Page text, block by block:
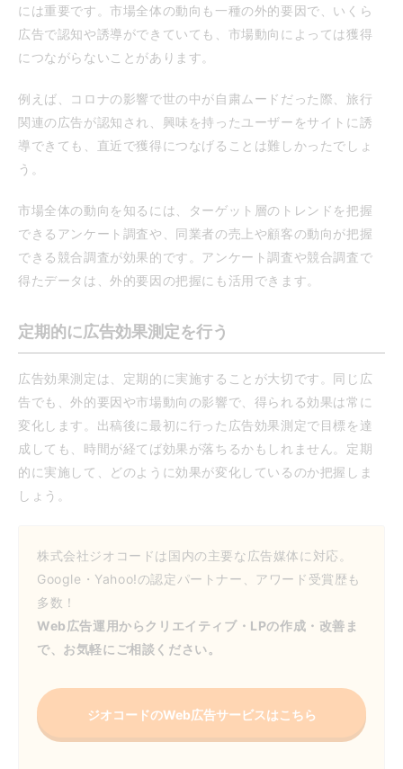
には重要です。市場全体の動向も一種の外的要因で、いくら
広告で認知や誘導ができていても、市場動向によっては獲得
につながらないことがあります。
例えば、コロナの影響で世の中が自粛ムードだった際、旅行
関連の広告が認知され、興味を持ったユーザーをサイトに誘
導できても、直近で獲得につなげることは難しかったでしょ
う。
市場全体の動向を知るには、ターゲット層のトレンドを把握
できるアンケート調査や、同業者の売上や顧客の動向が把握
できる競合調査が効果的です。アンケート調査や競合調査で
得たデータは、外的要因の把握にも活用できます。
定期的に広告効果測定を行う
広告効果測定は、定期的に実施することが大切です。同じ広
告でも、外的要因や市場動向の影響で、得られる効果は常に
変化します。出稿後に最初に行った広告効果測定で目標を達
成しても、時間が経てば効果が落ちるかもしれません。定期
的に実施して、どのように効果が変化しているのか把握しま
しょう。
株式会社ジオコードは国内の主要な広告媒体に対応。
Google・Yahoo!の認定パートナー、アワード受賞歴も
多数！
Web広告運用からクリエイティブ・LPの作成・改善ま
で、お気軽にご相談ください。
ジオコードのWeb広告サービスはこちら